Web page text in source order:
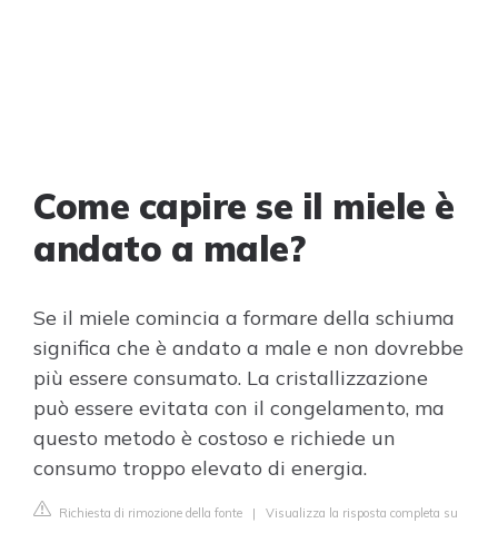
Come capire se il miele è
andato a male?
Se il miele comincia a formare della schiuma
significa che è andato a male e non dovrebbe
più essere consumato. La cristallizzazione
può essere evitata con il congelamento, ma
questo metodo è costoso e richiede un
consumo troppo elevato di energia.
Richiesta di rimozione della fonte | Visualizza la risposta completa su